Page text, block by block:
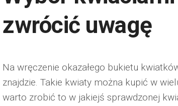
zwrócić uwagę
Na wręczenie okazałego bukietu
znajdzie. Takie kwiaty można kupić w
warto zrobić to w jakiejś sprawdzonej